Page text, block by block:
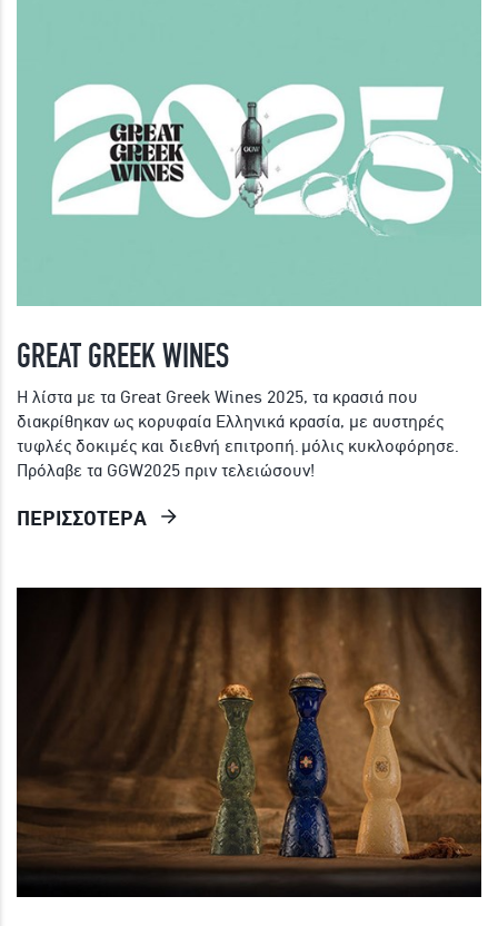
GREAT GREEK WINES
Η λίστα με τα Great Greek Wines 2025, τα κρασιά που
διακρίθηκαν ως κορυφαία Ελληνικά κρασία, με αυστηρές
τυφλές δοκιμές και διεθνή επιτροπή. μόλις κυκλοφόρησε.
Πρόλαβε τα GGW2025 πριν τελειώσουν!
ΠΕΡΙΣΣΟΤΕΡΑ